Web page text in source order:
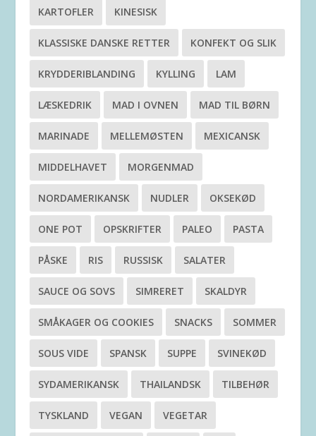
KARTOFLER KINESISK
KLASSISKE DANSKE RETTER KONFEKT OG SLIK
KRYDDERIBLANDING KYLLING LAM
LÆSKEDRIK MAD I OVNEN MAD TIL BØRN
MARINADE MELLEMØSTEN MEXICANSK
MIDDELHAVET MORGENMAD
NORDAMERIKANSK NUDLER OKSEKØD
ONE POT OPSKRIFTER PALEO PASTA
PÅSKE RIS RUSSISK SALATER
SAUCE OG SOVS SIMRERET SKALDYR
SMÅKAGER OG COOKIES SNACKS SOMMER
SOUS VIDE SPANSK SUPPE SVINEKØD
SYDAMERIKANSK THAILANDSK TILBEHØR
TYSKLAND VEGAN VEGETAR